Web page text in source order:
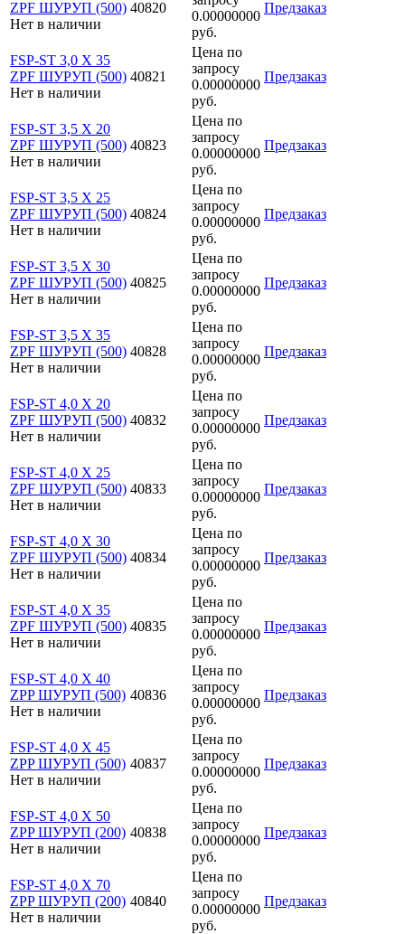
ZPF ШУРУП (500)
Нет в наличии
40820
0.00000000
руб.
Предзаказ
FSP-ST 3,0 X 35
ZPF ШУРУП (500)
Нет в наличии
40821
Цена по
запросу
0.00000000
руб.
Предзаказ
FSP-ST 3,5 X 20
ZPF ШУРУП (500)
Нет в наличии
40823
Цена по
запросу
0.00000000
руб.
Предзаказ
FSP-ST 3,5 X 25
ZPF ШУРУП (500)
Нет в наличии
40824
Цена по
запросу
0.00000000
руб.
Предзаказ
FSP-ST 3,5 X 30
ZPF ШУРУП (500)
Нет в наличии
40825
Цена по
запросу
0.00000000
руб.
Предзаказ
FSP-ST 3,5 X 35
ZPF ШУРУП (500)
Нет в наличии
40828
Цена по
запросу
0.00000000
руб.
Предзаказ
FSP-ST 4,0 X 20
ZPF ШУРУП (500)
Нет в наличии
40832
Цена по
запросу
0.00000000
руб.
Предзаказ
FSP-ST 4,0 X 25
ZPF ШУРУП (500)
Нет в наличии
40833
Цена по
запросу
0.00000000
руб.
Предзаказ
FSP-ST 4,0 X 30
ZPF ШУРУП (500)
Нет в наличии
40834
Цена по
запросу
0.00000000
руб.
Предзаказ
FSP-ST 4,0 X 35
ZPF ШУРУП (500)
Нет в наличии
40835
Цена по
запросу
0.00000000
руб.
Предзаказ
FSP-ST 4,0 X 40
ZPP ШУРУП (500)
Нет в наличии
40836
Цена по
запросу
0.00000000
руб.
Предзаказ
FSP-ST 4,0 X 45
ZPP ШУРУП (500)
Нет в наличии
40837
Цена по
запросу
0.00000000
руб.
Предзаказ
FSP-ST 4,0 X 50
ZPP ШУРУП (200)
Нет в наличии
40838
Цена по
запросу
0.00000000
руб.
Предзаказ
FSP-ST 4,0 X 70
ZPP ШУРУП (200)
Нет в наличии
40840
Цена по
запросу
0.00000000
руб.
Предзаказ